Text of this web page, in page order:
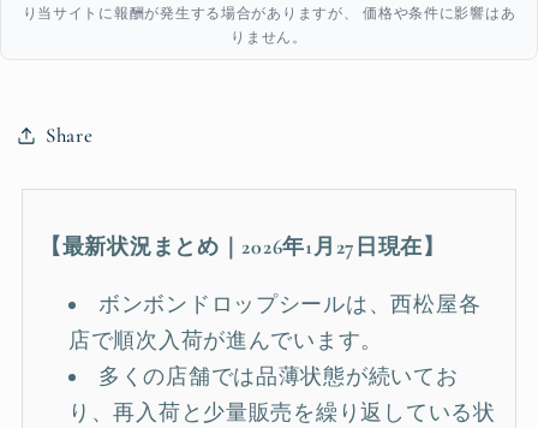
り当サイトに報酬が発生する場合がありますが、 価格や条件に影響はあ
りません。
Share
【最新状況まとめ｜2026年1月27日現在】
ボンボンドロップシールは、西松屋各
店で順次入荷が進んでいます。
多くの店舗では品薄状態が続いてお
り、再入荷と少量販売を繰り返している状